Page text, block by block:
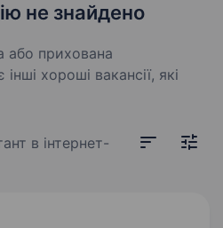
не знайдено
або прихована
хороші вакансії, які
в інтернет-